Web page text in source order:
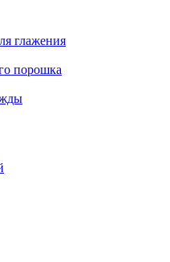
глажения
порошка